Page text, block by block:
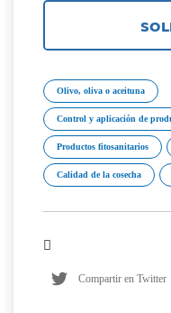
Olivo, oliva o aceituna
Control y aplicación de
Productos fitosanitarios
Calidad de la cosecha
Compartir en Twitter